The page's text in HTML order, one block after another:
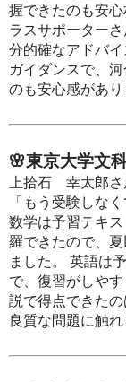
握できたのも安
ラスサポーター
分的確なアドバ
ガイダンスで、
のも安心感があり
🌸東京大学文
上拾石 幸太郎さ
「もう受験しな
数学は予習テキ
羅できたので、
ました。 英語は
で、復習がしや
説で得点できた
良質な問題に触